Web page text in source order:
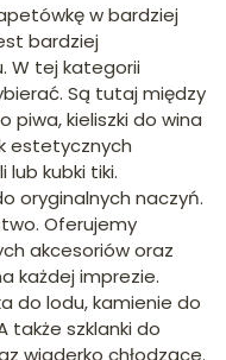
w bardziej
bardziej
W tej kategorii
Są tutaj między
piwa, kieliszki do wina
estetycznych
lub kubki tiki.
oryginalnych naczyń.
Oferujemy
akcesoriów oraz
każdej imprezie.
do lodu, kamienie do
także szklanki do
wiaderko chłodzące.